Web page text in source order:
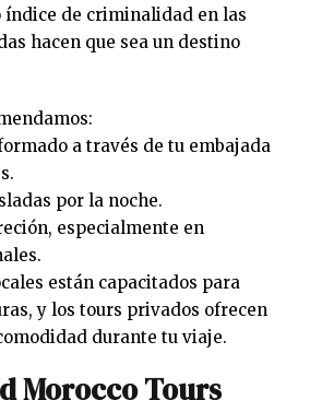
de criminalidad en las
hacen que sea un destino
a través de tu embajada
por la noche.
especialmente en
están capacitados para
y los tours privados ofrecen
durante tu viaje.
Morocco Tours